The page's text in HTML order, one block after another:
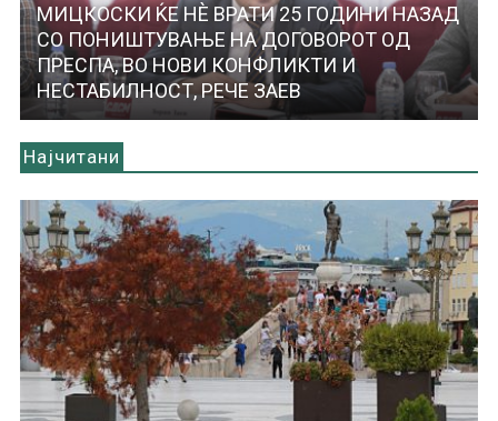
МИЦКОСКИ ЌЕ НЀ ВРАТИ 25 ГОДИНИ НАЗАД
СО ПОНИШТУВАЊЕ НА ДОГОВОРОТ ОД
ПРЕСПА, ВО НОВИ КОНФЛИКТИ И
НЕСТАБИЛНОСТ, РЕЧЕ ЗАЕВ
Најчитани